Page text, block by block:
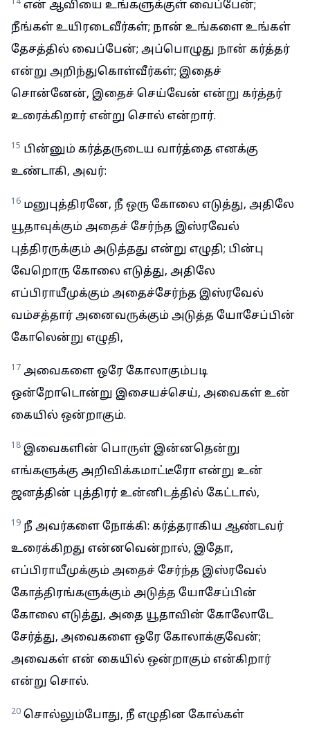
14 என் ஆவியை உங்களுக்குள் வைப்பேன்;
நீங்கள் உயிரடைவீர்கள்; நான் உங்களை உங்கள்
தேசத்தில் வைப்பேன்; அப்பொழுது நான் கர்த்தர்
என்று அறிந்துகொள்வீர்கள்; இதைச்
சொன்னேன், இதைச் செய்வேன் என்று கர்த்தர்
உரைக்கிறார் என்று சொல் என்றார்.
15 பின்னும் கர்த்தருடைய வார்த்தை எனக்கு
உண்டாகி, அவர்:
16 மனுபுத்திரனே, நீ ஒரு கோலை எடுத்து, அதிலே
யூதாவுக்கும் அதைச் சேர்ந்த இஸ்ரவேல்
புத்திரருக்கும் அடுத்தது என்று எழுதி; பின்பு
வேறொரு கோலை எடுத்து, அதிலே
எப்பிராயீமுக்கும் அதைச்சேர்ந்த இஸ்ரவேல்
வம்சத்தார் அனைவருக்கும் அடுத்த யோசேப்பின்
கோலென்று எழுதி,
17 அவைகளை ஒரே கோலாகும்படி
ஒன்றோடொன்று இசையச்செய், அவைகள் உன்
கையில் ஒன்றாகும்.
18 இவைகளின் பொருள் இன்னதென்று
எங்களுக்கு அறிவிக்கமாட்டீரோ என்று உன்
ஜனத்தின் புத்திரர் உன்னிடத்தில் கேட்டால்,
19 நீ அவர்களை நோக்கி: கர்த்தராகிய ஆண்டவர்
உரைக்கிறது என்னவென்றால், இதோ,
எப்பிராயீமுக்கும் அதைச் சேர்ந்த இஸ்ரவேல்
கோத்திரங்களுக்கும் அடுத்த யோசேப்பின்
கோலை எடுத்து, அதை யூதாவின் கோலோடே
சேர்த்து, அவைகளை ஒரே கோலாக்குவேன்;
அவைகள் என் கையில் ஒன்றாகும் என்கிறார்
என்று சொல்.
20 சொல்லும்போது, நீ எழுதின கோல்கள்